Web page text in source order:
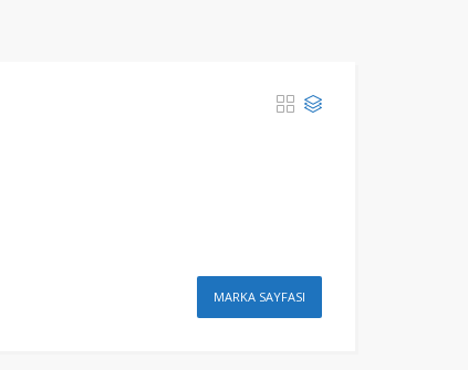
MARKA SAYFASI